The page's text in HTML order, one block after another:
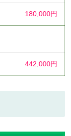
180,000円
442,000円